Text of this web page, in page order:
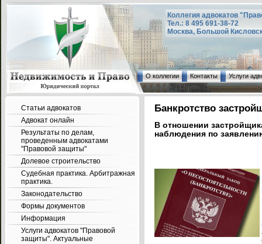
Коллегия адвокатов
Тел.: 8 495 691-38-72
Москва, Большой
О коллегии Контакты Услуги
Статьи адвокатов
Адвокат онлайн
Результаты по делам,
проведенным адвокатами
"Правовой защиты"
Долевое строительство
Судебная практика. Арбитражная
практика.
Законодательство
Формы документов
Информация
Услуги адвокатов "Правовой
защиты". Актуальные
Банкротство
В отношении
наблюдения по